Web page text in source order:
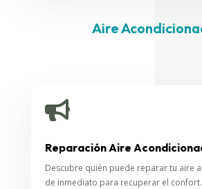
Aire

Reparación Aire
Descubre quién puede reparar tu aire
de inmediato para recuperar el confort.